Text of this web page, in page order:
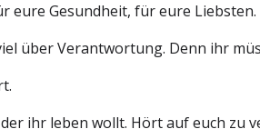
eure Gesundheit, für eure Liebsten.
über Verantwortung. Denn ihr
ihr leben wollt. Hört auf euch zu